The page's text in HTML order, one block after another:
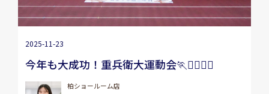
2025-11-23
今年も大成功！重兵衛大運動会🏃🏃‍♂️🏃‍♀️
柏ショールーム店